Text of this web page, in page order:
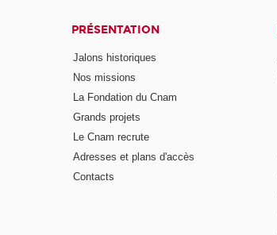
PRÉSENTATION
Jalons historiques
Nos missions
La Fondation du Cnam
Grands projets
Le Cnam recrute
Adresses et plans d'accès
Contacts